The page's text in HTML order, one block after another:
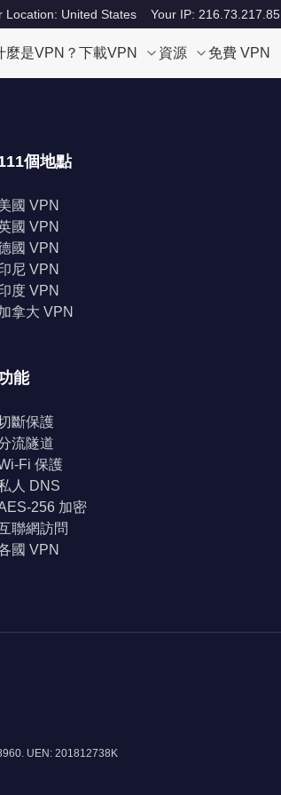
Location: United States Your IP: 216.73.217.85
麼是VPN？ 下載VPN 資源 免費 VPN
個地點
國 VPN
國 VPN
國 VPN
尼 VPN
度 VPN
拿大 VPN
能
斷保護
流隧道
Fi 保護
人 DNS
256 加密
聯網訪問
國 VPN
UEN: 201812738K